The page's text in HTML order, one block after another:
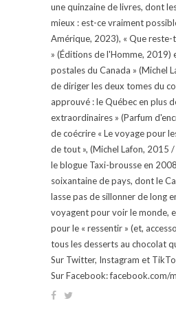
une quinzaine de livres, dont
mieux : est-ce vraiment
Amérique, 2023), « Que reste-
» (Éditions de l'Homme, 2019)
postales du Canada » (Michel
de diriger les deux tomes du
approuvé : le Québec en plus
extraordinaires » (Parfum
de coécrire « Le voyage pour
de tout », (Michel Lafon, 2015
le blogue Taxi-brousse en
soixantaine de pays, dont le
lasse pas de sillonner de long
voyagent pour voir le monde,
pour le « ressentir » (et,
tous les desserts au chocolat
Sur Twitter, Instagram et
Sur Facebook: facebook.com/